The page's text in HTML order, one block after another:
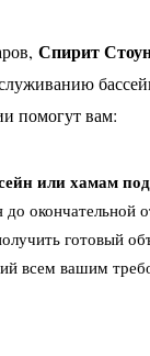
Спирит
помогут вам:
или хамам
до окончательной
готовый
всем вашим